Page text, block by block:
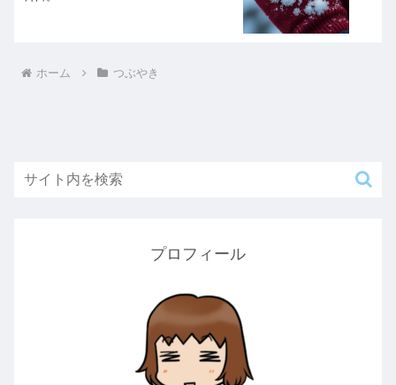
ホーム つぶやき
プロフィール